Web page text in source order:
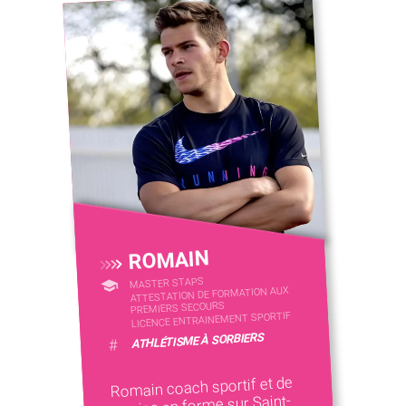
ROMAIN
MASTER STAPS
ATTESTATION DE FORMATION AUX
PREMIERS SECOURS
LICENCE ENTRAINEMENT SPORTIF
# ATHLÉTISME À SORBIERS
Romain coach sportif et de